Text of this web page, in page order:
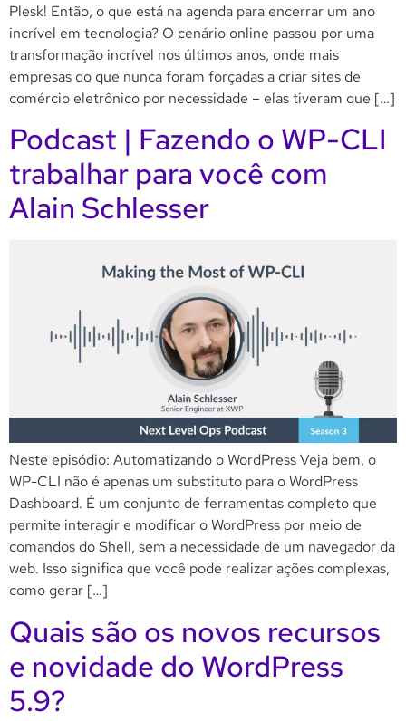
Plesk! Então, o que está na agenda para encerrar um ano
incrível em tecnologia? O cenário online passou por uma
transformação incrível nos últimos anos, onde mais
empresas do que nunca foram forçadas a criar sites de
comércio eletrônico por necessidade – elas tiveram que […]
Podcast | Fazendo o WP-CLI
trabalhar para você com
Alain Schlesser
Neste episódio: Automatizando o WordPress Veja bem, o
WP-CLI não é apenas um substituto para o WordPress
Dashboard. É um conjunto de ferramentas completo que
permite interagir e modificar o WordPress por meio de
comandos do Shell, sem a necessidade de um navegador da
web. Isso significa que você pode realizar ações complexas,
como gerar […]
Quais são os novos recursos
e novidade do WordPress
5.9?